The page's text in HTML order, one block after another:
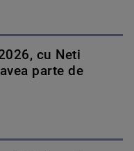
cu Neti
parte de